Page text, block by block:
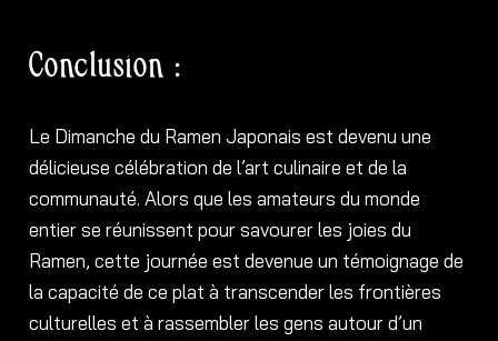
Conclusion :
Le Dimanche du Ramen Japonais est devenu une
délicieuse célébration de l’art culinaire et de la
communauté. Alors que les amateurs du monde
entier se réunissent pour savourer les joies du
Ramen, cette journée est devenue un témoignage de
la capacité de ce plat à transcender les frontières
culturelles et à rassembler les gens autour d’un